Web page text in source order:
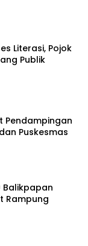
Literasi, Pojok
Publik
Pendampingan
Puskesmas
Balikpapan
Rampung